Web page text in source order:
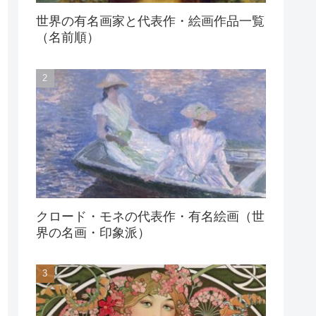
世界の有名画家と代表作・絵画作品一覧
（名前順）
クロード・モネの代表作・有名絵画（世
界の名画・印象派）